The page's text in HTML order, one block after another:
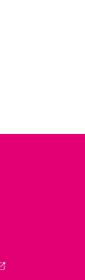
Tab geöffnet)
in einem neuen